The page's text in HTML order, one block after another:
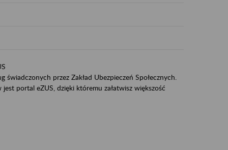
przez Zakład Ubezpieczeń Społecznych.
portal eZUS, dzięki któremu załatwisz większość